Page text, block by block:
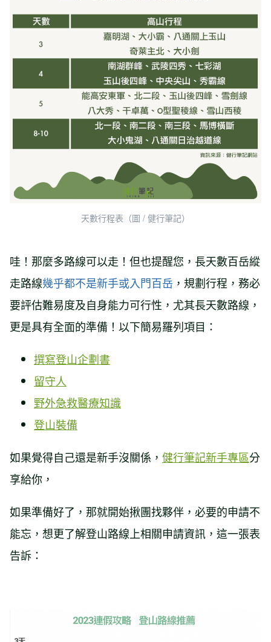
天數行程表（圖 / 健行筆記）
哇！那麼多路線可以走！但也提醒您，長天數百岳縱
走路線幾乎都不是新手或入門百岳 ，規劃行程，務必
要評估難易度及自身能力可行性，尤其長天數路線，
更是具有全面的準備！以下簡易羅列項目：
撰寫登山企劃書
留守人
野外急救醫療知識
登山裝備
如果覺得自己還是新手沒關係， 健行筆記新手專區分
享給你，
如果準備好了，那就開始揪團找夥伴，必要的申請不
能忘，想更了解登山路線上相關申請資訊，這一張表
告訴：